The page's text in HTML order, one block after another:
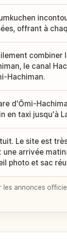
offrant à
combiner
le canal
Hachiman.
d'Ōmi-
en taxi jusqu'à
Le site est
une arrivée
photo et sac
annonces